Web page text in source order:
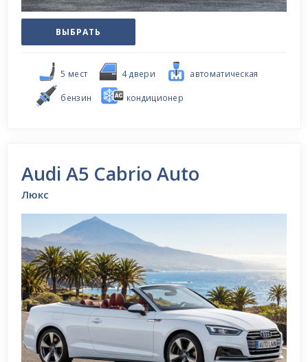
ВЫБРАТЬ
5 мест 4 двери автоматическая
бензин кондиционер
Audi A5 Cabrio Auto
Люкс